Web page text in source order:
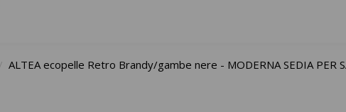
ALTEA ecopelle Retro Brandy/gambe nere - MODERNA SEDIA PER